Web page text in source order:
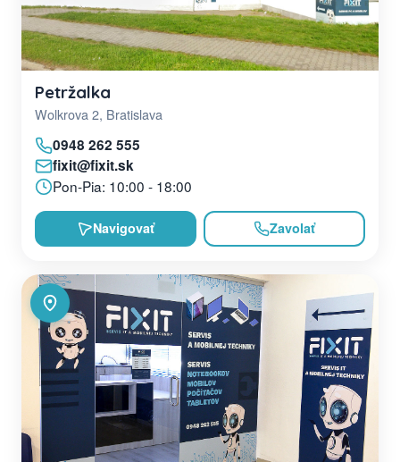
Petržalka
Wolkrova 2, Bratislava
0948 262 555
fixit@fixit.sk
Pon-Pia: 10:00 - 18:00
Navigovať Zavolať